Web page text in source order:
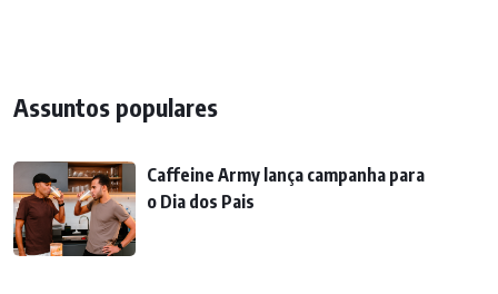
Assuntos populares
Caffeine Army lança campanha para
o Dia dos Pais